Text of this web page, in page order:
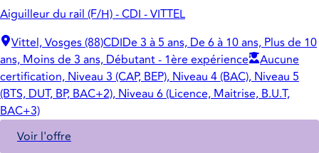
Aiguilleur du rail (F/H) - CDI - VITTEL
Vittel, Vosges (88)CDIDe 3 à 5 ans, De 6 à 10 ans, Plus de 10
ans, Moins de 3 ans, Débutant - 1ère expérience
Aucune
certification, Niveau 3 (CAP, BEP), Niveau 4 (BAC), Niveau 5
(BTS, DUT, BP, BAC+2), Niveau 6 (Licence, Maitrise, B.U.T,
BAC+3)
Voir l'offre